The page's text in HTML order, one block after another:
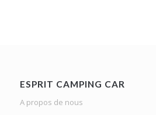
ESPRIT CAMPING CAR
A propos de nous